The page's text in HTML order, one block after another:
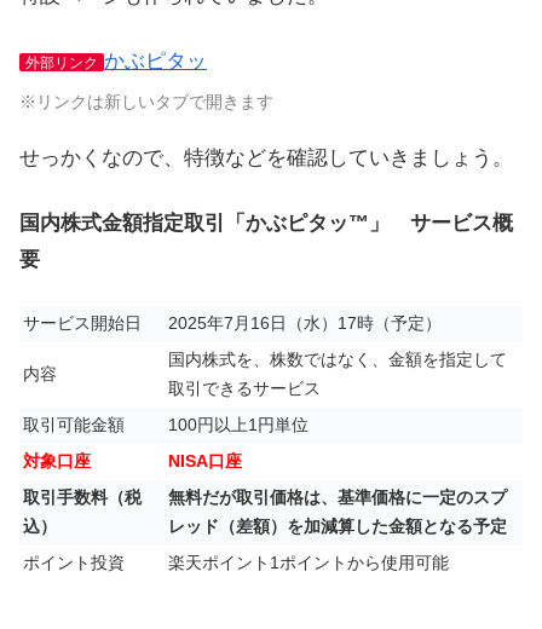
外部リンク かぶピタッ
※リンクは新しいタブで開きます
せっかくなので、特徴などを確認していきましょう。
国内株式金額指定取引「かぶピタッ™」 サービス概
要
サービス開始日 2025年7月16日（水）17時（予定）
内容
国内株式を、株数ではなく、金額を指定して
取引できるサービス
取引可能金額
100円以上1円単位
対象口座
NISA口座
取引手数料（税
込）
無料だが取引価格は、基準価格に一定のスプ
レッド（差額）を加減算した金額となる予定
ポイント投資
楽天ポイント1ポイントから使用可能